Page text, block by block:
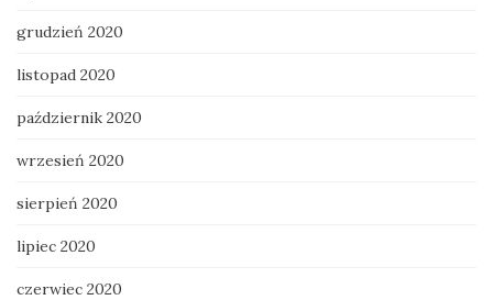
grudzień 2020
listopad 2020
październik 2020
wrzesień 2020
sierpień 2020
lipiec 2020
czerwiec 2020